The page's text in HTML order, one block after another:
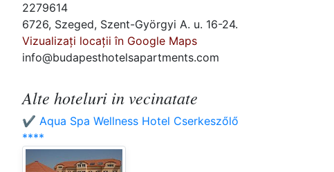
2279614
6726, Szeged, Szent-Györgyi A. u. 16-24.
Vizualizați locații în Google Maps
info@budapesthotelsapartments.com
Alte hoteluri in vecinatate
✔️ Aqua Spa Wellness Hotel Cserkeszőlő
****